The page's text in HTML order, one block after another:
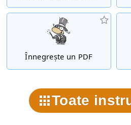
Înnegrește un PDF
Toate